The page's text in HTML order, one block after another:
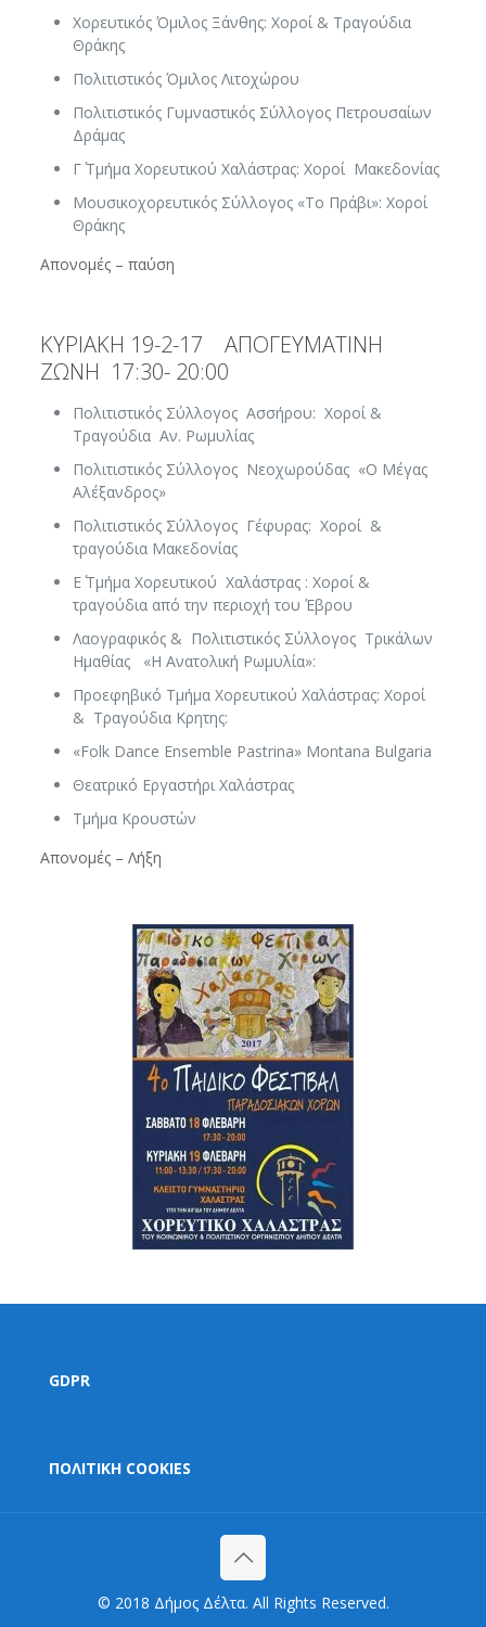
Χορευτικός Όμιλος Ξάνθης: Χοροί & Τραγούδια
Θράκης
Πολιτιστικός Όμιλος Λιτοχώρου
Πολιτιστικός Γυμναστικός Σύλλογος Πετρουσαίων
Δράμας
Γ΄ Τμήμα Χορευτικού Χαλάστρας: Χοροί Μακεδονίας
Μουσικοχορευτικός Σύλλογος «Το Πράβι»: Χοροί
Θράκης
Απονομές – παύση
ΚΥΡΙΑΚΗ 19-2-17 ΑΠΟΓΕΥΜΑΤΙΝΗ
ΖΩΝΗ 17:30- 20:00
Πολιτιστικός Σύλλογος Ασσήρου: Χοροί &
Τραγούδια Αν. Ρωμυλίας
Πολιτιστικός Σύλλογος Νεοχωρούδας «Ο Μέγας
Αλέξανδρος»
Πολιτιστικός Σύλλογος Γέφυρας: Χοροί &
τραγούδια Μακεδονίας
Ε΄ Τμήμα Χορευτικού Χαλάστρας : Χοροί &
τραγούδια από την περιοχή του Έβρου
Λαογραφικός & Πολιτιστικός Σύλλογος Τρικάλων
Ημαθίας «Η Ανατολική Ρωμυλία»:
Προεφηβικό Τμήμα Χορευτικού Χαλάστρας: Χοροί
& Τραγούδια Κρητης:
«Folk Dance Ensemble Pastrina» Montana Bulgaria
Θεατρικό Εργαστήρι Χαλάστρας
Τμήμα Κρουστών
Απονομές – Λήξη
GDPR
ΠΟΛΙΤΙΚΗ COOKIES
© 2018 Δήμος Δέλτα. All Rights Reserved.